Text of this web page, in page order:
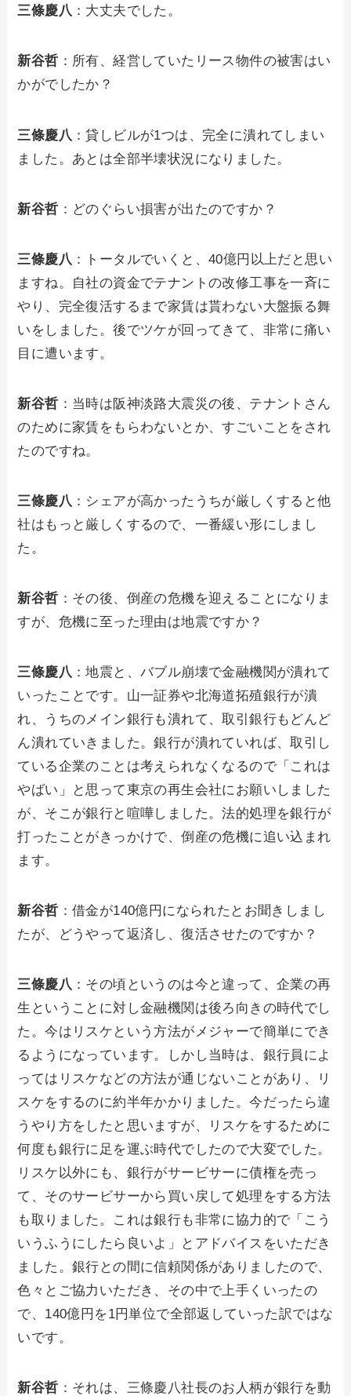
三條慶八 ：大丈夫でした。
新谷哲 ：所有、経営していたリース物件の被害はい
かがでしたか？
三條慶八 ：貸しビルが1つは、完全に潰れてしまい
ました。あとは全部半壊状況になりました。
新谷哲 ：どのぐらい損害が出たのですか？
三條慶八 ：トータルでいくと、40億円以上だと思い
ますね。自社の資金でテナントの改修工事を一斉に
やり、完全復活するまで家賃は貰わない大盤振る舞
いをしました。後でツケが回ってきて、非常に痛い
目に遭います。
新谷哲 ：当時は阪神淡路大震災の後、テナントさん
のために家賃をもらわないとか、すごいことをされ
たのですね。
三條慶八 ：シェアが高かったうちが厳しくすると他
社はもっと厳しくするので、一番緩い形にしまし
た。
新谷哲 ：その後、倒産の危機を迎えることになりま
すが、危機に至った理由は地震ですか？
三條慶八 ：地震と、バブル崩壊で金融機関が潰れて
いったことです。山一証券や北海道拓殖銀行が潰
れ、うちのメイン銀行も潰れて、取引銀行もどんど
ん潰れていきました。銀行が潰れていれば、取引し
ている企業のことは考えられなくなるので「これは
やばい」と思って東京の再生会社にお願いしました
が、そこが銀行と喧嘩しました。法的処理を銀行が
打ったことがきっかけで、倒産の危機に追い込まれ
ます。
新谷哲 ：借金が140億円になられたとお聞きしまし
たが、どうやって返済し、復活させたのですか？
三條慶八 ：その頃というのは今と違って、企業の再
生ということに対し金融機関は後ろ向きの時代でし
た。今はリスケという方法がメジャーで簡単にでき
るようになっています。しかし当時は、銀行員によ
ってはリスケなどの方法が通じないことがあり、リ
スケをするのに約半年かかりました。今だったら違
うやり方をしたと思いますが、リスケをするために
何度も銀行に足を運ぶ時代でしたので大変でした。
リスケ以外にも、銀行がサービサーに債権を売っ
て、そのサービサーから買い戻して処理をする方法
も取りました。これは銀行も非常に協力的で「こう
いうふうにしたら良いよ」とアドバイスをいただき
ました。銀行との間に信頼関係がありましたので、
色々とご協力いただき、その中で上手くいったの
で、140億円を1円単位で全部返していった訳ではな
いです。
新谷哲 ：それは、三條慶八社長のお人柄が銀行を動